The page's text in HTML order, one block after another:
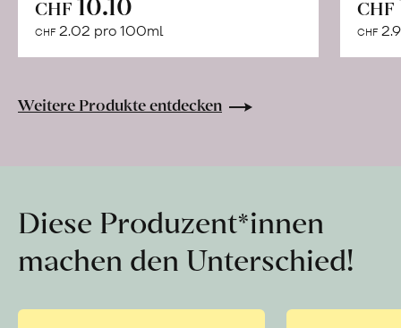
CHF
CHF 2.02 pro 100ml
Warenkorb
CHF
CHF
Weitere Produkte entdecken
Diese Produzent*innen
machen den Unterschied!